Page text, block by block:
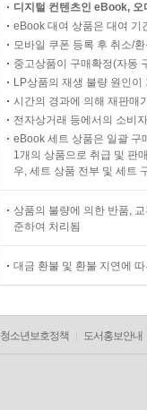
디지털 컨텐츠인 eBook,
eBook 대여 상품은 대여 기
모바일 쿠폰 등록 후 취소/
중고상품이 구매확정(자동
LP상품의 재생 불량 원인
시간의 경과에 의해 재판매
전자상거래 등에서의 소비
eBook 세트 상품은 일괄 구
1개의 상품으로 취급 및 판
우, 세트 상품 전부 및 세트
상품의 불량에 의한 반품,
준하여 처리됨
대금 환불 및 환불 지연에
청소년보호정책 도서홍보안내